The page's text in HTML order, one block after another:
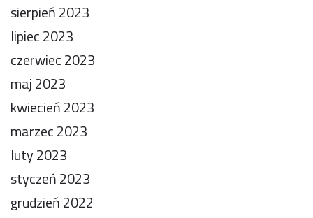
sierpień 2023
lipiec 2023
czerwiec 2023
maj 2023
kwiecień 2023
marzec 2023
luty 2023
styczeń 2023
grudzień 2022